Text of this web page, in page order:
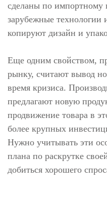
сделаны по импортному
зарубежные технологии
копируют дизайн и
Еще одним свойством,
рынку, считают вывод
время кризиса.
предлагают новую
продвижение товара в
более крупных
Нужно учитывать эти
плана по раскрутке
добиться хорошего